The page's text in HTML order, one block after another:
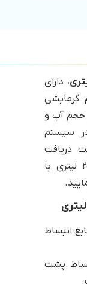
، دارای
حجم آب و
سیستم
دریافت
250 لیتری با
انبساط
پشت